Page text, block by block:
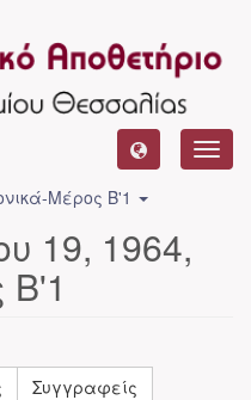
Μέρος Β'1
19, 1964,
Β'1
Συγγραφείς